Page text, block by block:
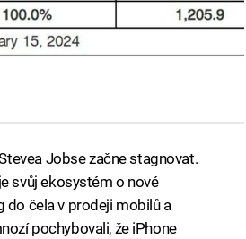
Jobse začne stagnovat.
svůj ekosystém o nové
do čela v prodeji mobilů a
pochybovali, že iPhone